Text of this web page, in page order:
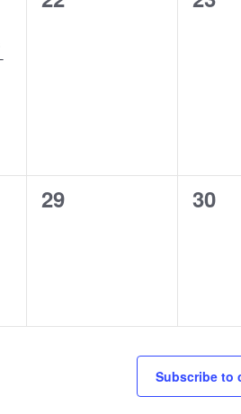
0
29
0
30
Subscribe to